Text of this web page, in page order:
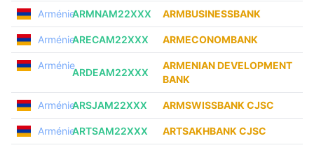
ArménieARMNAM22XXX ARMBUSINESSBANK
ArménieARECAM22XXX ARMECONOMBANK
Arménie
ARDEAM22XXX
ARMENIAN DEVELOPMENT
BANK
ArménieARSJAM22XXX ARMSWISSBANK CJSC
ArménieARTSAM22XXX ARTSAKHBANK CJSC